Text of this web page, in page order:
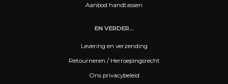
Aanbod handtassen
EN VERDER...
Levering en verzending
Retourneren / Herroepingsrecht
Ons privacybeleid